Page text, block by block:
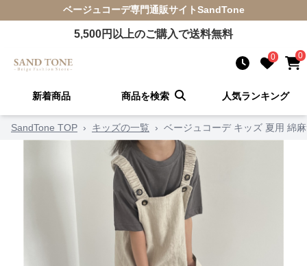
ベージュコーデ専門通販サイトSandTone
5,500円以上のご購入で送料無料
0 0
新着商品 商品を検索 人気ランキング
SandTone TOP › キッズの一覧 › ベージュコーデ キッズ 夏用 綿